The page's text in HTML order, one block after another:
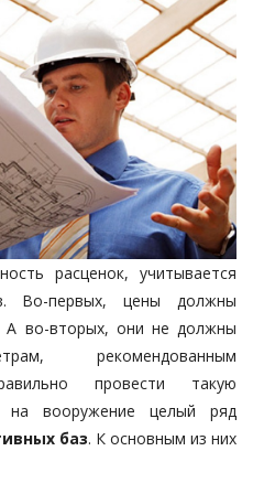
расценок, учитывается
Во-первых, цены должны
А во-вторых, они не должны
рекомендованным
провести такую
на вооружение целый ряд
баз. К основным из них